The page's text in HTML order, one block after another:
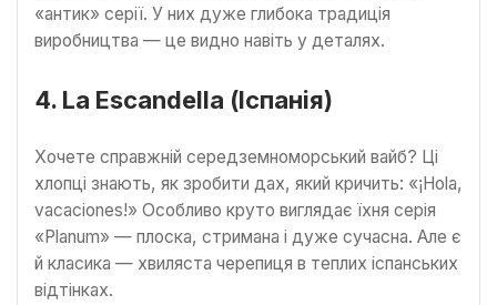
«антик» серії. У них дуже глибока традиція
виробництва — це видно навіть у деталях.
4. La Escandella (Іспанія)
Хочете справжній середземноморський вайб? Ці
хлопці знають, як зробити дах, який кричить: «¡Hola,
vacaciones!» Особливо круто виглядає їхня серія
«Planum» — плоска, стримана і дуже сучасна. Але є
й класика — хвиляста черепиця в теплих іспанських
відтінках.